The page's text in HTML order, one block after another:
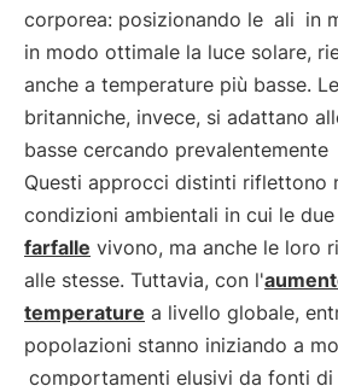
corporea: posizionando le ali in
in modo ottimale la luce solare,
anche a temperature più basse.
britanniche, invece, si adattano
basse cercando prevalentemente
Questi approcci distinti riflettono
condizioni ambientali in cui le
farfalle vivono, ma anche le loro
alle stesse. Tuttavia, con l'
temperature a livello globale,
popolazioni stanno iniziando a
comportamenti elusivi da fonti di